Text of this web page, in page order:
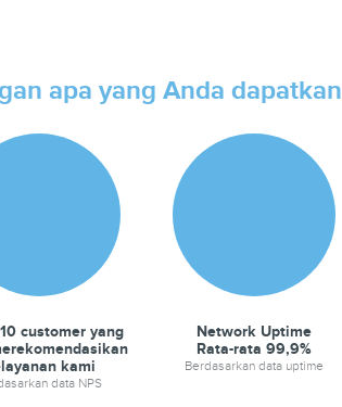
apa yang Anda dapatkan
customer yang
kami
data NPS
Network Uptime
Rata-rata 99,9%
Berdasarkan data uptime